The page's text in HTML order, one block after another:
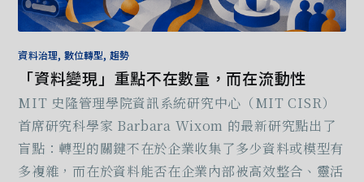
資料治理, 數位轉型, 趨勢
「資料變現」重點不在數量，而在流動性
MIT 史隆管理學院資訊系統研究中心（MIT CISR）
首席研究科學家 Barbara Wixom 的最新研究點出了
盲點：轉型的關鍵不在於企業收集了多少資料或模型有
多複雜，而在於資料能否在企業內部被高效整合、靈活